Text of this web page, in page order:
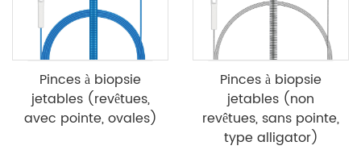
Pinces à biopsie
jetables (revêtues,
avec pointe, ovales)
Pinces à biopsie
jetables (non
revêtues, sans pointe,
type alligator)